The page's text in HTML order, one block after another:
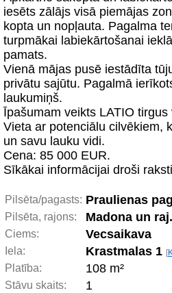
iesēts zālājs visā piemājas
kopta un nopļauta. Pagalma
turpmākai labiekārtošanai
pamats.
Vienā mājas pusē iestādīta
privātu sajūtu. Pagalmā
laukumiņš.
Īpašumam veikts LATIO
Vieta ar potenciālu cilvēkiem,
un savu lauku vidi.
Cena: 85 000 EUR.
Sīkākai informācijai droši
Pilsēta/pagasts: Praulienas
Pilsēta, rajons: Madona un raj.
Ciems: Vecsaikava
Iela: Krastmalas 1 [
Platība: 108 m²
Stāvu skaits: 1